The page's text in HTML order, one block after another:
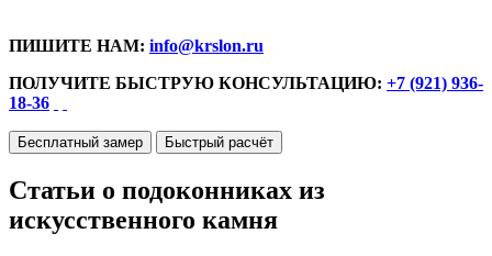
ПИШИТЕ НАМ: info@krslon.ru
ПОЛУЧИТЕ БЫСТРУЮ КОНСУЛЬТАЦИЮ: +7 (921) 936-
18-36
Бесплатный замер Быстрый расчёт
Статьи о подоконниках из
искусственного камня